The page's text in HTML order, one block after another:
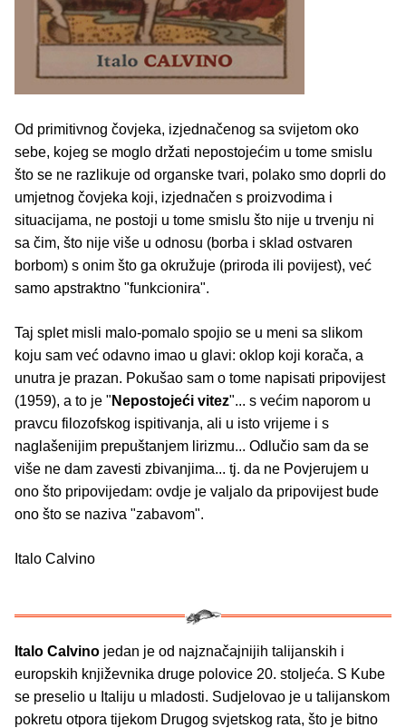
Od primitivnog čovjeka, izjednačenog sa svijetom oko
sebe, kojeg se moglo držati nepostojećim u tome smislu
što se ne razlikuje od organske tvari, polako smo doprli do
umjetnog čovjeka koji, izjednačen s proizvodima i
situacijama, ne postoji u tome smislu što nije u trvenju ni
sa čim, što nije više u odnosu (borba i sklad ostvaren
borbom) s onim što ga okružuje (priroda ili povijest), već
samo apstraktno "funkcionira".
Taj splet misli malo-pomalo spojio se u meni sa slikom
koju sam već odavno imao u glavi: oklop koji korača, a
unutra je prazan. Pokušao sam o tome napisati pripovijest
(1959), a to je " Nepostojeći vitez"... s većim naporom u
pravcu filozofskog ispitivanja, ali u isto vrijeme i s
naglašenijim prepuštanjem lirizmu... Odlučio sam da se
više ne dam zavesti zbivanjima... tj. da ne Povjerujem u
ono što pripovijedam: ovdje je valjalo da pripovijest bude
ono što se naziva "zabavom".
Italo Calvino
Italo Calvino jedan je od najznačajnijih talijanskih i
europskih književnika druge polovice 20. stoljeća. S Kube
se preselio u Italiju u mladosti. Sudjelovao je u talijanskom
pokretu otpora tijekom Drugog svjetskog rata, što je bitno